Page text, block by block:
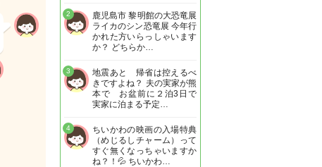
鹿児島市 黎明館の大恐竜展
ライカのシン恐竜展 今年行
かれた方いらっしゃいます
か？ どちらか…
2
地震あと 帰省は控えるべ
きですよね？ 夫の実家が熊
本で お盆前に２泊3日で
実家に泊まる予定…
3
ちいかわの映画の入場特典
（めじるしチャーム）って
すぐ無くなっちゃいますか
ね？！💦 ちいかわ…
4